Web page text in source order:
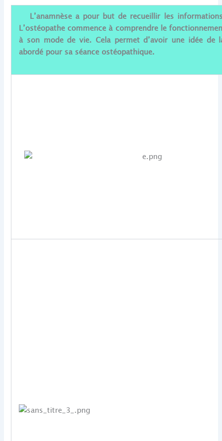
L’anamnèse a pour but de recueillir les
L’ostéopathe commence à comprendre le
à son mode de vie. Cela permet d’avoir une idée
abordé pour sa séance ostéopathique.